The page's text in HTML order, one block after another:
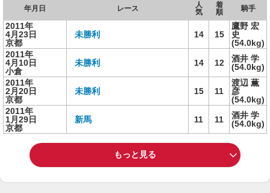
年月日 レース
人
気
着
順
騎手
2011年
4月23日
京都
未勝利 14 15
鷹野 宏
史
(54.0kg)
2011年
4月10日
小倉
未勝利 14 12
酒井 学
(54.0kg)
2011年
2月20日
京都
未勝利 15 11
渡辺 薫
彦
(54.0kg)
2011年
1月29日
京都
新馬 11 11
酒井 学
(54.0kg)
もっと見る